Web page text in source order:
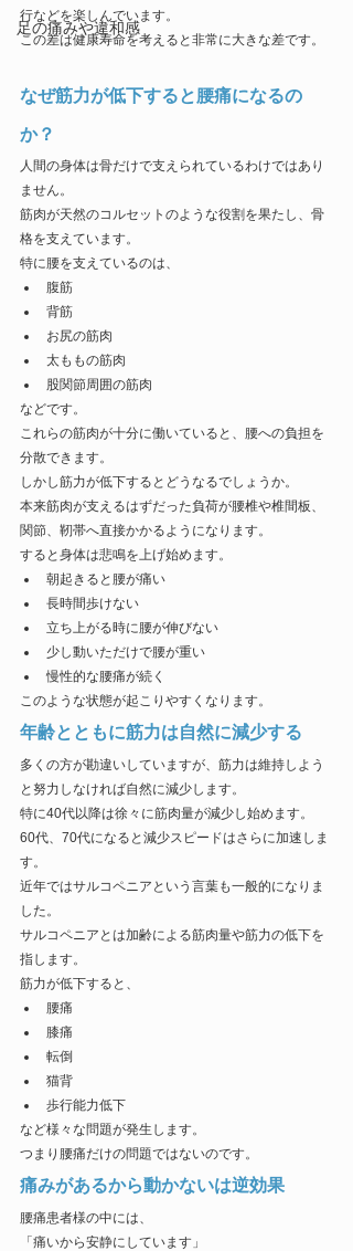
足の痛みや違和感
行などを楽しんでいます。
この差は健康寿命を考えると非常に大きな差です。
なぜ筋力が低下すると腰痛になるの
か？
人間の身体は骨だけで支えられているわけではあり
ません。
筋肉が天然のコルセットのような役割を果たし、骨
格を支えています。
特に腰を支えているのは、
腹筋
背筋
お尻の筋肉
太ももの筋肉
股関節周囲の筋肉
などです。
これらの筋肉が十分に働いていると、腰への負担を
分散できます。
しかし筋力が低下するとどうなるでしょうか。
本来筋肉が支えるはずだった負荷が腰椎や椎間板、
関節、靭帯へ直接かかるようになります。
すると身体は悲鳴を上げ始めます。
朝起きると腰が痛い
長時間歩けない
立ち上がる時に腰が伸びない
少し動いただけで腰が重い
慢性的な腰痛が続く
このような状態が起こりやすくなります。
年齢とともに筋力は自然に減少する
多くの方が勘違いしていますが、筋力は維持しよう
と努力しなければ自然に減少します。
特に40代以降は徐々に筋肉量が減少し始めます。
60代、70代になると減少スピードはさらに加速しま
す。
近年ではサルコペニアという言葉も一般的になりま
した。
サルコペニアとは加齢による筋肉量や筋力の低下を
指します。
筋力が低下すると、
腰痛
膝痛
転倒
猫背
歩行能力低下
など様々な問題が発生します。
つまり腰痛だけの問題ではないのです。
痛みがあるから動かないは逆効果
腰痛患者様の中には、
「痛いから安静にしています」